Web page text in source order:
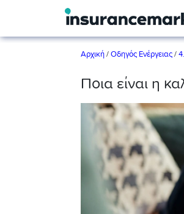
Αρχική / Οδηγός Ενέργειας /
Ποια είναι η